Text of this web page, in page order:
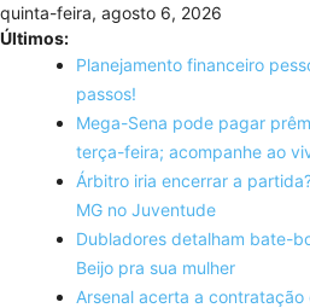
Skip
to
content
quinta-feira, agosto 6, 2026
Últimos:
Planejamento financeiro
passos!
Mega-Sena pode pagar
terça-feira; acompanhe ao
Árbitro iria encerrar a
MG no Juventude
Dubladores detalham bate-
Beijo pra sua mulher
Arsenal acerta a contratação